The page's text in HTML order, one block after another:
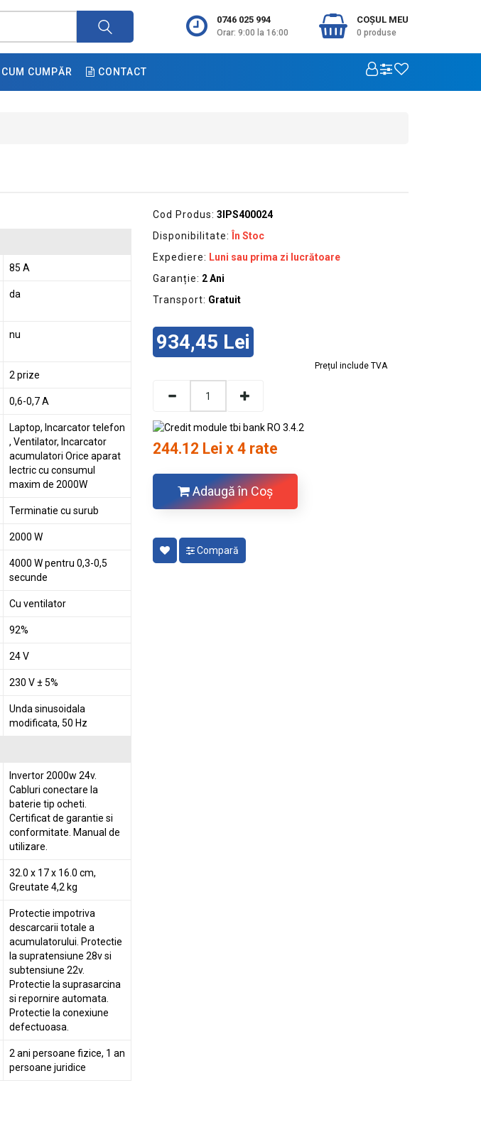
0746 025 994
Orar: 9:00 la 16:00
COŞUL MEU
0 produse
CUM CUMPĂR CONTACT
85 A
da
nu
2 prize
0,6-0,7 A
Laptop, Incarcator telefon
, Ventilator, Incarcator
acumulatori Orice aparat
lectric cu consumul
maxim de 2000W
Terminatie cu surub
2000 W
4000 W pentru 0,3-0,5
secunde
Cu ventilator
92%
24 V
230 V ± 5%
Unda sinusoidala
modificata, 50 Hz
Invertor 2000w 24v.
Cabluri conectare la
baterie tip ocheti.
Certificat de garantie si
conformitate. Manual de
utilizare.
32.0 x 17 x 16.0 cm,
Greutate 4,2 kg
Protectie impotriva
descarcarii totale a
acumulatorului. Protectie
la supratensiune 28v si
subtensiune 22v.
Protectie la suprasarcina
si repornire automata.
Protectie la conexiune
defectuoasa.
2 ani persoane fizice, 1 an
persoane juridice
Cod Produs: 3IPS400024
Disponibilitate:
În Stoc
Expediere: Luni sau prima zi lucrătoare
Garanție: 2 Ani
Transport: Gratuit
934,45 Lei
Prețul include TVA
244.12 Lei x 4 rate
Adaugă în Coş
Compară